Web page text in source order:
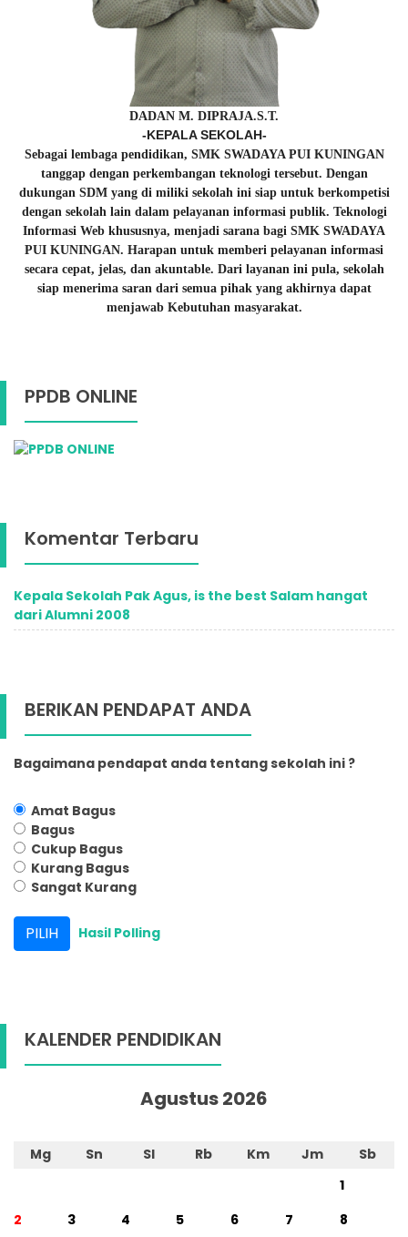
DADAN M. DIPRAJA.S.T.
-KEPALA SEKOLAH-
Sebagai lembaga pendidikan, SMK SWADAYA PUI KUNINGAN
tanggap dengan perkembangan teknologi tersebut. Dengan
dukungan SDM yang di miliki sekolah ini siap untuk berkompetisi
dengan sekolah lain dalam pelayanan informasi publik. Teknologi
Informasi Web khususnya, menjadi sarana bagi SMK SWADAYA
PUI KUNINGAN. Harapan untuk memberi pelayanan informasi
secara cepat, jelas, dan akuntable. Dari layanan ini pula, sekolah
siap menerima saran dari semua pihak yang akhirnya dapat
menjawab Kebutuhan masyarakat.
PPDB ONLINE
Komentar Terbaru
Kepala Sekolah Pak Agus, is the best Salam hangat
dari Alumni 2008
BERIKAN PENDAPAT ANDA
Bagaimana pendapat anda tentang sekolah ini ?
Amat Bagus
Bagus
Cukup Bagus
Kurang Bagus
Sangat Kurang
Hasil Polling
KALENDER PENDIDIKAN
Agustus 2026
Mg Sn Sl Rb Km Jm
Sb
1
2
3 4 5 6 7
8